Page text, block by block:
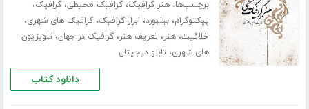
برچسب‌ها:هنر گرافیک،گرافیک محیطی،گرافیک،
پیکتوگرام،بیلبورد، ابزار گرافیک،گرافیک های شهری،
خلاقیت،هنر، تعریف هنر،گرافیک در جهان، تلویزیون
های شهری، تابلو دیجیتال
دانلود کتاب